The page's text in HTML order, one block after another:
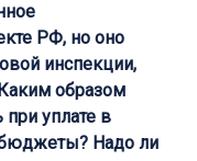
РФ, но оно
инспекции,
образом
уплате в
Надо ли